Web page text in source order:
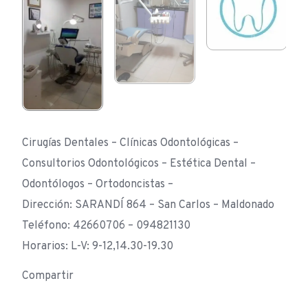
Cirugías Dentales – Clínicas Odontológicas –
Consultorios Odontológicos – Estética Dental –
Odontólogos – Ortodoncistas –
Dirección: SARANDÍ 864 – San Carlos – Maldonado
Teléfono: 42660706 – 094821130
Horarios: L-V: 9-12,14.30-19.30
Compartir